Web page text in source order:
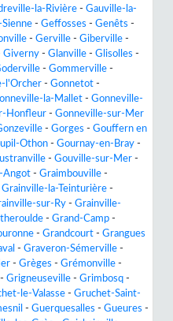
la-Rivière - Gauville-la-
- Geffosses - Genêts -
- Gerville - Giberville -
Giverny - Glanville - Glisolles -
- Gommerville -
l'Orcher - Gonnetot -
la-Mallet - Gonneville-
Honfleur - Gonneville-sur-Mer
- Gorges - Gouffern en
Othon - Gournay-en-Bray -
- Gouville-sur-Mer -
Angot - Graimbouville -
Grainville-la-Teinturière -
sur-Ry - Grainville-
- Grand-Camp -
- Grandcourt - Grangues
- Graveron-Sémerville -
- Grèges - Grémonville -
- Grigneuseville - Grimbosq -
le-Valasse - Gruchet-Saint-
- Guerquesalles - Gueures -